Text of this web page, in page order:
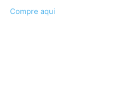
Compre aqui